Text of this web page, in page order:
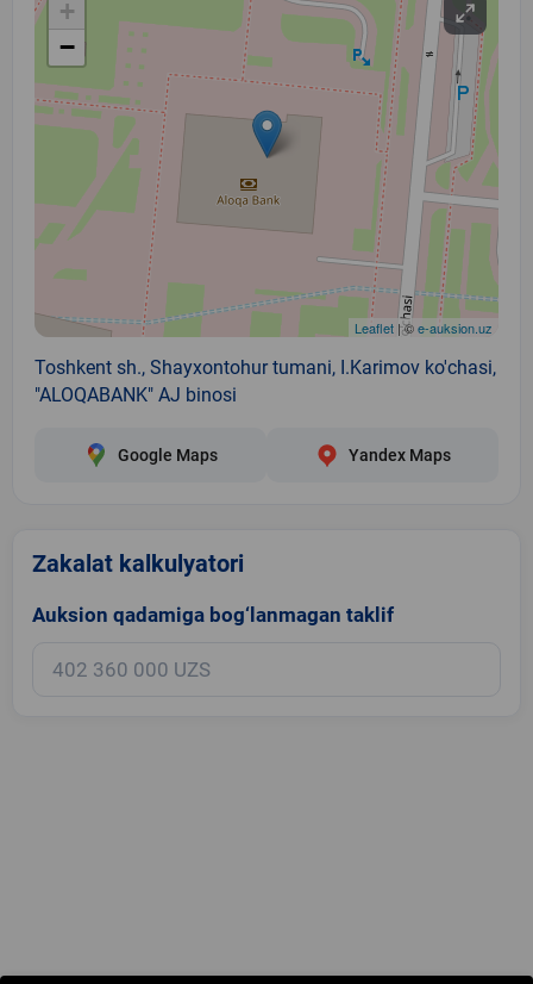
+
−
Leaflet | ©e-auksion.uz
Toshkent sh., Shayxontohur tumani, I.Karimov ko'chasi,
"ALOQABANK" AJ binosi
Google Maps Yandex Maps
Zakalat kalkulyatori
Auksion qadamiga bog‘lanmagan taklif